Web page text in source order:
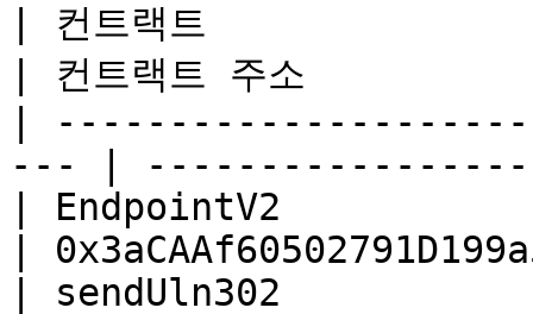
| 컨트랙트
| 컨트랙트 주소
|
--- |
| EndpointV2
|
| sendUln302